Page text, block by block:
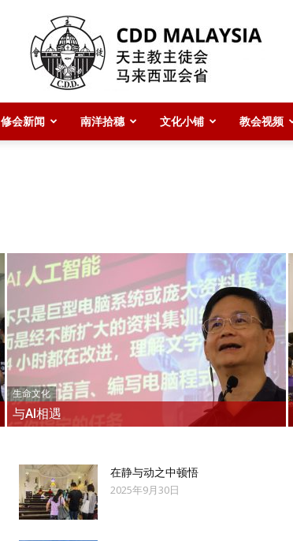
CDD
修会新闻 南洋拾穗 文化小铺 教会视频
生命文化
与AI相遇
在静与动之中顿悟
2025年9月30日